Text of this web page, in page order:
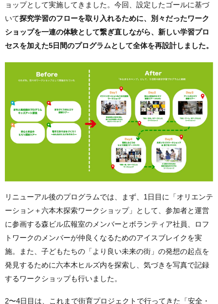
ョップとして実施してきました。今回、設定したゴールに基づ
いて探究学習のフローを取り入れるために、別々だったワーク
ショップを一連の体験として繋ぎ直しながら、新しい学習プロ
セスを加えた5日間のプログラムとして全体を再設計しました。
リニューアル後のプログラムでは、まず、1日目に「オリエンテ
ーション＋六本木探索ワークショップ」として、参加者と運営
に参画する森ビル広報室のメンバーとボランティア社員、ロフ
トワークのメンバーが仲良くなるためのアイスブレイクを実
施。また、子どもたちの「より良い未来の街」の発想の起点を
発見するために六本木ヒルズ内を探索し、気づきを写真で記録
するワークショップも行いました。
2〜4日目は、これまで街育プロジェクトで行ってきた「安全・